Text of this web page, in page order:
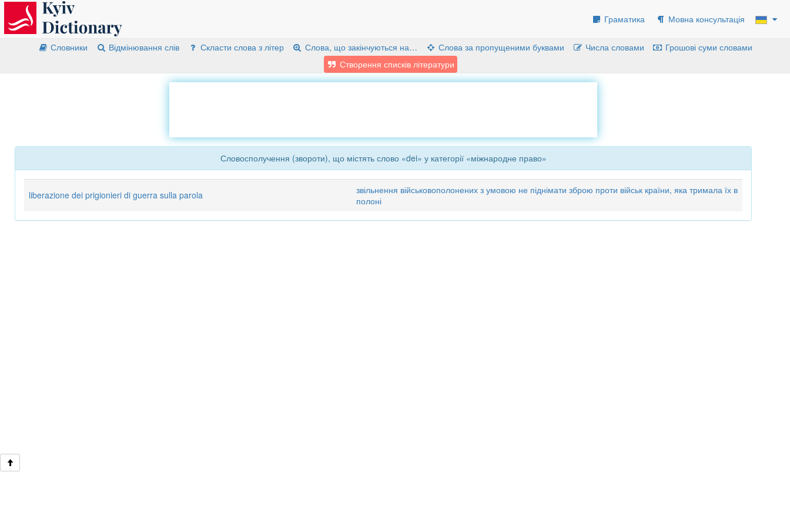
Граматика Мовна консультація
Словники Відмінювання слів Скласти слова з літер Слова, що закінчуються на… Слова за пропущеними буквами Числа словами
Грошові суми словами
Створення списків літератури
Словосполучення (звороти), що містять слово «dei» у категорії «міжнародне право»
liberazione dei prigionieri di guerra sulla parola
звільнення військовополонених з умовою не піднімати зброю проти військ країни, яка тримала їх в
полоні